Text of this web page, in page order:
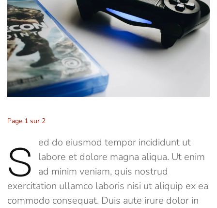
Page 1 sur 2
S ed do eiusmod tempor incididunt ut
labore et dolore magna aliqua. Ut enim
ad minim veniam, quis nostrud
exercitation ullamco laboris nisi ut aliquip ex ea
commodo consequat. Duis aute irure dolor in